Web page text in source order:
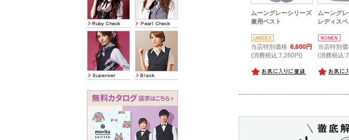
ムーングレーシリーズ
兼用ベスト
当店特別価格 6,600円
(消費税込:7,260円)
ムーング
レディスベ
当店特別価
(消費税込